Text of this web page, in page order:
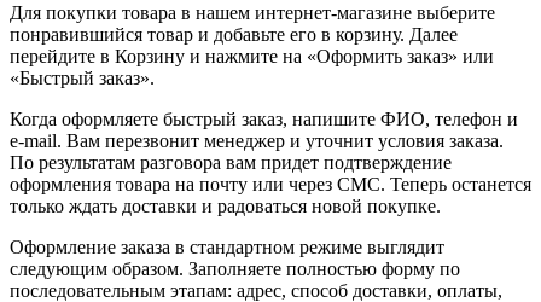
Для покупки товара в нашем интернет-магазине выберите
понравившийся товар и добавьте его в корзину. Далее
перейдите в Корзину и нажмите на «Оформить заказ» или
«Быстрый заказ».
Когда оформляете быстрый заказ, напишите ФИО, телефон и
e-mail. Вам перезвонит менеджер и уточнит условия заказа.
По результатам разговора вам придет подтверждение
оформления товара на почту или через СМС. Теперь останется
только ждать доставки и радоваться новой покупке.
Оформление заказа в стандартном режиме выглядит
следующим образом. Заполняете полностью форму по
последовательным этапам: адрес, способ доставки, оплаты,